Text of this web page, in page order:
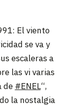
El viento
se va y
escaleras a
las vi varias
de #ENEL“,
la nostalgia